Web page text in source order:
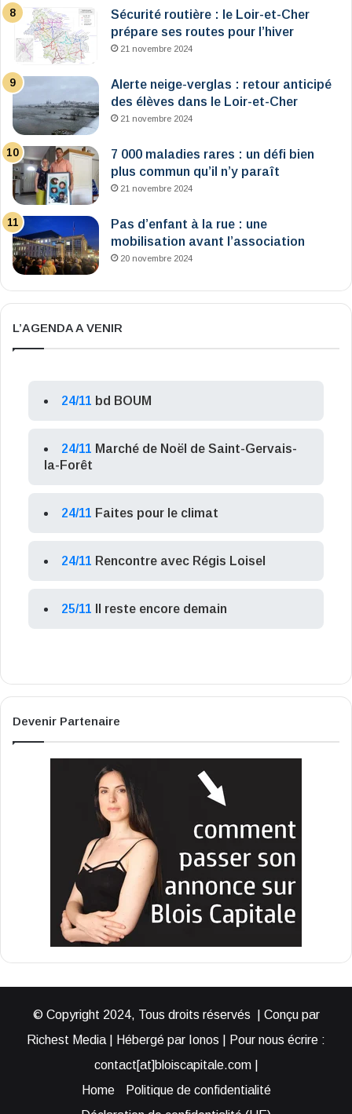
Sécurité routière : le Loir-et-Cher
prépare ses routes pour l’hiver
21 novembre 2024
Alerte neige-verglas : retour anticipé
des élèves dans le Loir-et-Cher
21 novembre 2024
7 000 maladies rares : un défi bien
plus commun qu’il n’y paraît
21 novembre 2024
Pas d’enfant à la rue : une
mobilisation avant l’association
20 novembre 2024
L’AGENDA A VENIR
24/11 bd BOUM
24/11 Marché de Noël de Saint-Gervais-
la-Forêt
24/11 Faites pour le climat
24/11 Rencontre avec Régis Loisel
25/11 Il reste encore demain
Devenir Partenaire
© Copyright 2024, Tous droits réservés | Conçu par
Richest Media | Hébergé par Ionos | Pour nous écrire :
contact[at]bloiscapitale.com |
Home
Politique de confidentialité